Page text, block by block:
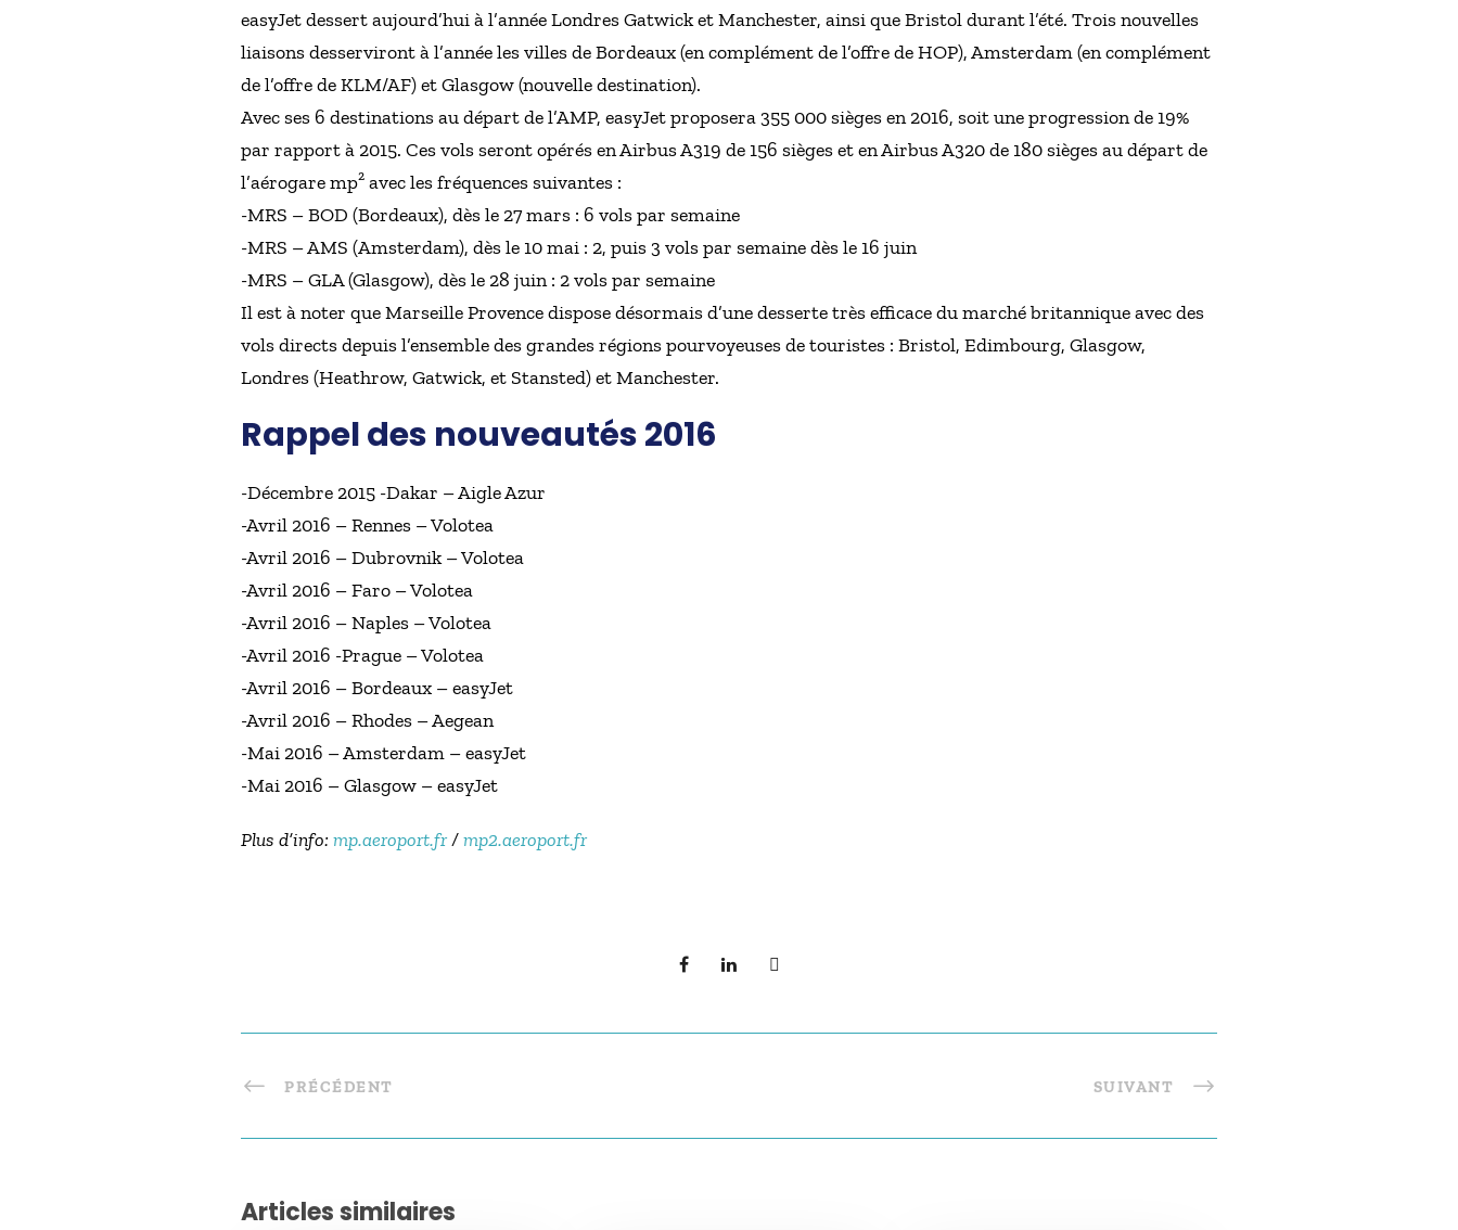
easyJet dessert aujourd’hui à l’année Londres Gatwick et Manchester, ainsi que Bristol durant l’été. Trois nouvelles
liaisons desserviront à l’année les villes de Bordeaux (en complément de l’offre de HOP), Amsterdam (en complément
de l’offre de KLM/AF) et Glasgow (nouvelle destination).
Avec ses 6 destinations au départ de l’AMP, easyJet proposera 355 000 sièges en 2016, soit une progression de 19%
par rapport à 2015. Ces vols seront opérés en Airbus A319 de 156 sièges et en Airbus A320 de 180 sièges au départ de
l’aérogare mp² avec les fréquences suivantes :
-MRS – BOD (Bordeaux), dès le 27 mars : 6 vols par semaine
-MRS – AMS (Amsterdam), dès le 10 mai : 2, puis 3 vols par semaine dès le 16 juin
-MRS – GLA (Glasgow), dès le 28 juin : 2 vols par semaine
Il est à noter que Marseille Provence dispose désormais d’une desserte très efficace du marché britannique avec des
vols directs depuis l’ensemble des grandes régions pourvoyeuses de touristes : Bristol, Edimbourg, Glasgow,
Londres (Heathrow, Gatwick, et Stansted) et Manchester.
Rappel des nouveautés 2016
-Décembre 2015 -Dakar – Aigle Azur
-Avril 2016 – Rennes – Volotea
-Avril 2016 – Dubrovnik – Volotea
-Avril 2016 – Faro – Volotea
-Avril 2016 – Naples – Volotea
-Avril 2016 -Prague – Volotea
-Avril 2016 – Bordeaux – easyJet
-Avril 2016 – Rhodes – Aegean
-Mai 2016 – Amsterdam – easyJet
-Mai 2016 – Glasgow – easyJet
Plus d’info:mp.aeroport.fr/mp2.aeroport.fr
PRÉCÉDENT SUIVANT
Articles similaires